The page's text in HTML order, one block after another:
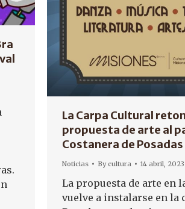
La Carpa Cultural
propuesta de arte al
Costanera de Posadas
Noticias Bycultura 14 abril, 2023
La propuesta de arte en
vuelve a instalarse en la